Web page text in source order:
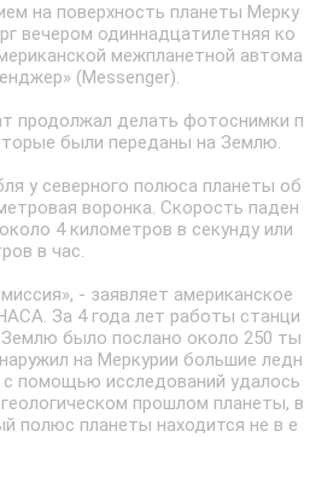
на поверхность планеты Мерку
вечером одиннадцатилетняя ко
межпланетной автома
(Messenger).
продолжал делать фотоснимки п
были переданы на Землю.
у северного полюса планеты об
воронка. Скорость паден
4 километров в секунду или
в час.
- заявляет американское
За 4 года лет работы станци
Землю было послано около 250 ты
на Меркурии большие ледн
помощью исследований удалось
прошлом планеты, в
полюс планеты находится не в е